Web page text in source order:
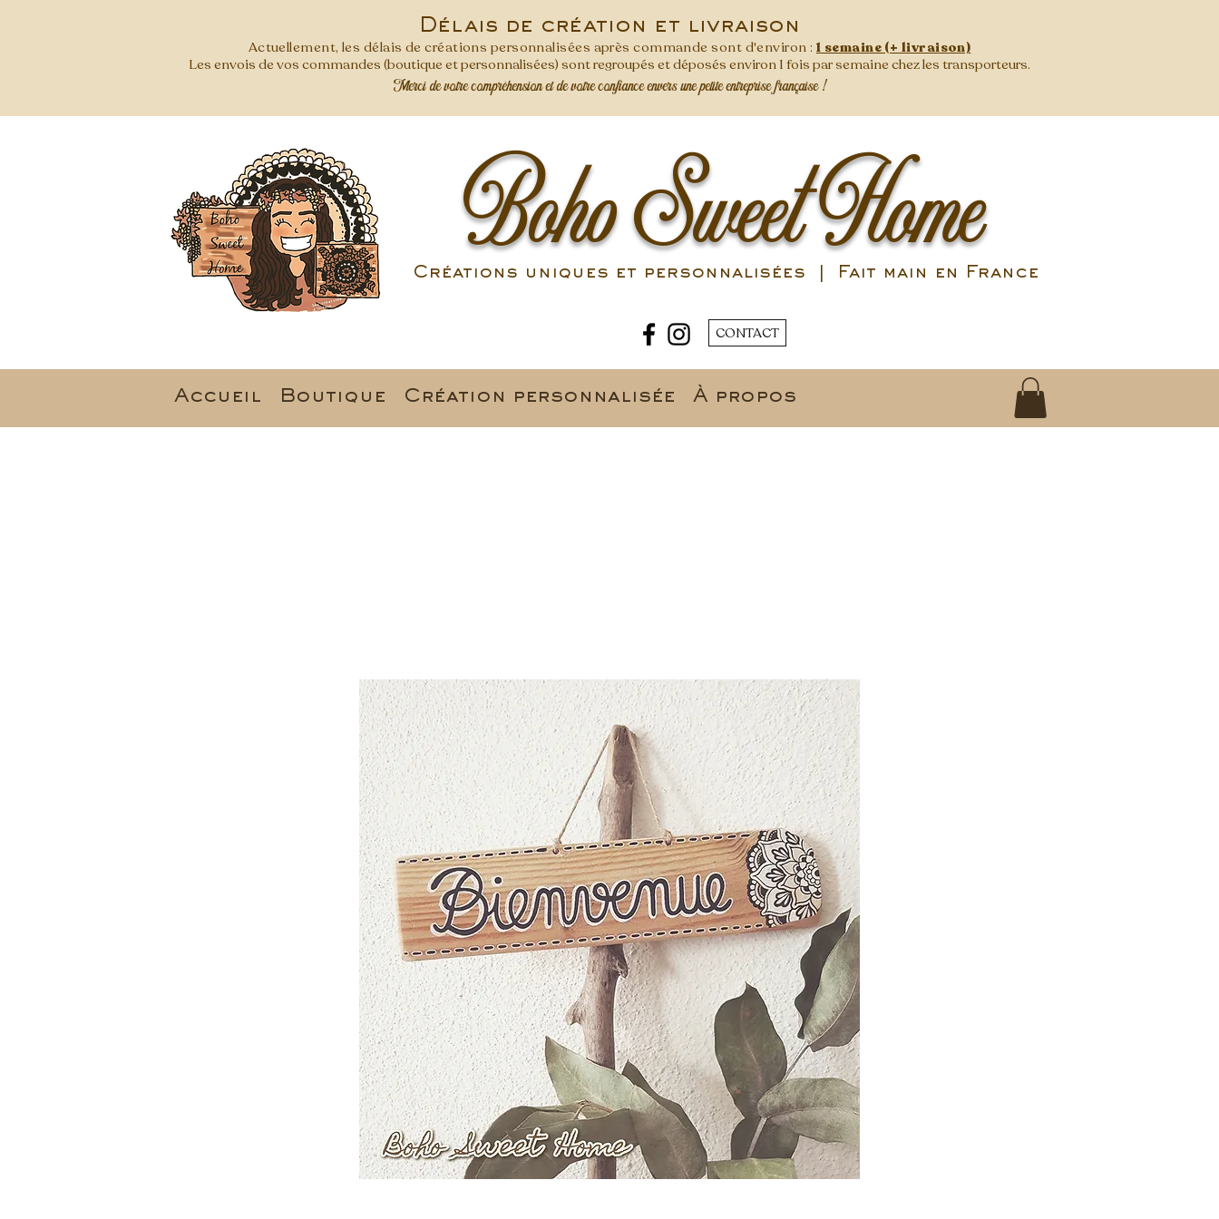
Délais de création et livraison
Actuellement, les délais de créations personnalisées après commande sont d'environ : 1 semaine (+ livraison)
Les envois de vos commandes (boutique et personnalisées) sont regroupés et déposés environ 1 fois par semaine chez les transporteurs.
Merci de votre compréhension et de votre confiance envers une petite entreprise française !
Boho Sweet Home
Créations uniques et personnalisées | Fait main en France
CONTACT
Accueil Boutique Création personnalisée À propos